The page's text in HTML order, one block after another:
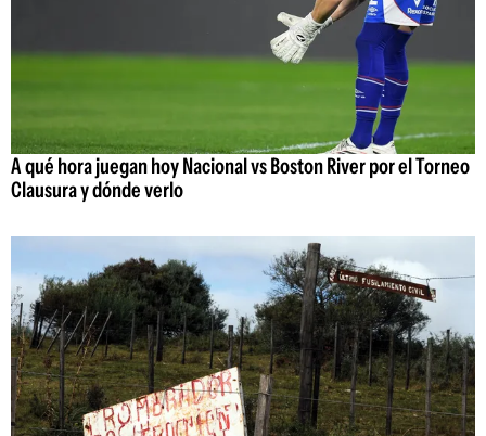
A qué hora juegan hoy Nacional vs Boston River por el Torneo
Clausura y dónde verlo